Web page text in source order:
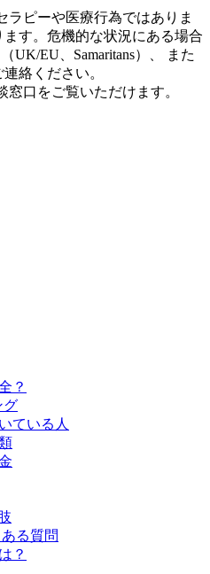
ラピーや医療行為ではありま
す。危機的な状況にある場合
（UK/EU、Samaritans）、
また
絡ください。
窓口をご覧いただけます。
？
グ
ている人
る質問
？